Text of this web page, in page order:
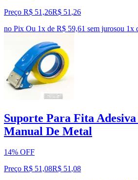
Preço R$ 51,26R$ 51 ,26
no Pix Ou 1x de R$ 59,61 sem jurosou 1x
Suporte Para Fita
Manual De Metal
14% OFF
Preço R$ 51,08R$ 51 ,08